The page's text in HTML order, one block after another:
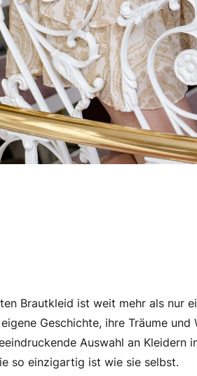
Brautkleid ist weit mehr als nur
Geschichte, ihre Träume
Auswahl an
so einzigartig ist wie sie selbst.